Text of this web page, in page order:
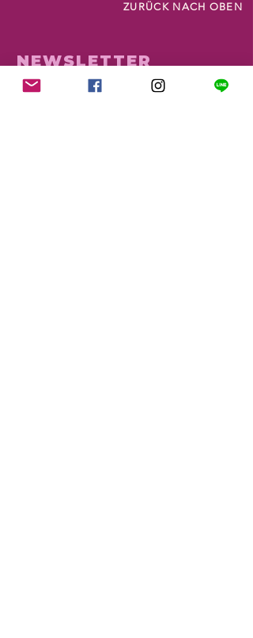
ZURÜCK NACH OBEN
NEWSLETTER
Möchtest du zum Newsletter hinzugefügt